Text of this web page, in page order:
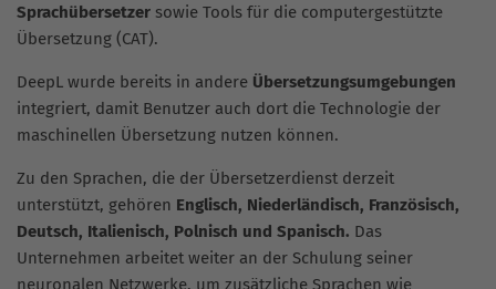
Sprachübersetzer sowie Tools für die computergestützte
Übersetzung (CAT).
DeepL wurde bereits in andere Übersetzungsumgebungen
integriert, damit Benutzer auch dort die Technologie der
maschinellen Übersetzung nutzen können.
Zu den Sprachen, die der Übersetzerdienst derzeit
unterstützt, gehören Englisch, Niederländisch, Französisch,
Deutsch, Italienisch, Polnisch und Spanisch. Das
Unternehmen arbeitet weiter an der Schulung seiner
neuronalen Netzwerke, um zusätzliche Sprachen wie